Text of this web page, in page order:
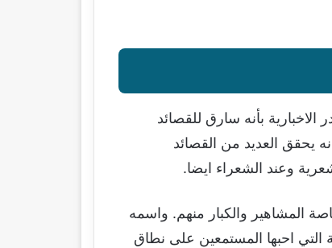
بأنه سارق للقصائد
يحقق العديد من القصائد
وعند الشعراء ايضا.
المشاهير والكبار منهم. واسمه
احبها المستمعين على نطاق